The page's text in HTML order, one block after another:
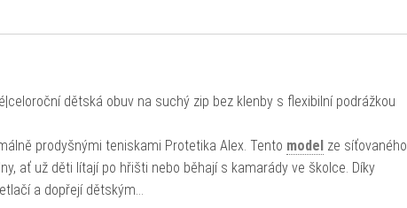
dětská obuv na suchý zip bez klenby s flexibilní podrážkou
prodyšnými teniskami Protetika Alex. Tento model ze síťovaného
ať už děti lítají po hřišti nebo běhají s kamarády ve školce. Díky
a dopřejí dětským…